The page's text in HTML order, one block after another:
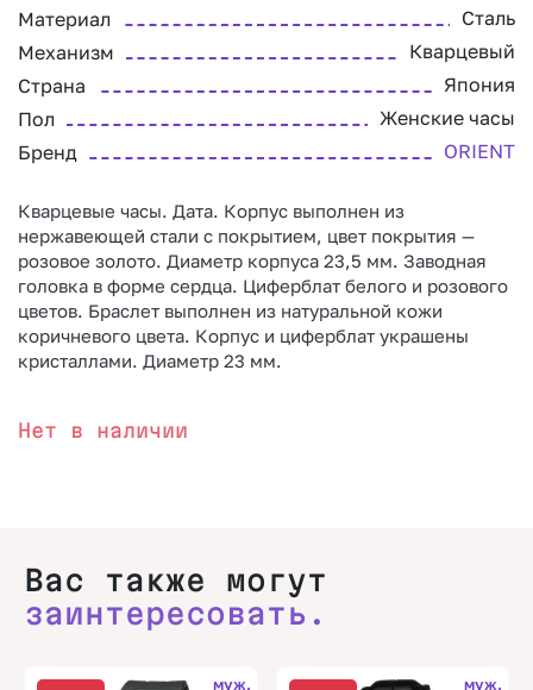
Материал
Сталь
Механизм
Кварцевый
Страна
Япония
Пол
Женские часы
Бренд
ORIENT
Кварцевые часы. Дата. Корпус выполнен из
нержавеющей стали с покрытием, цвет покрытия —
розовое золото. Диаметр корпуса 23,5 мм. Заводная
головка в форме сердца. Циферблат белого и розового
цветов. Браслет выполнен из натуральной кожи
коричневого цвета. Корпус и циферблат украшены
кристаллами. Диаметр 23 мм.
Нет в наличии
Вас также могут
заинтересовать.
муж. муж.